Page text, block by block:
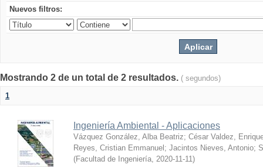
Nuevos filtros:
Mostrando 2 de un total de 2 resultados. ( segundos)
1
Ingeniería Ambiental - Aplicaciones
Vázquez González, Alba Beatriz; César Valdez,
Reyes, Cristian Emmanuel ; Jacintos Nieves, Antonio;
(Facultad de Ingeniería, 2020-11-11)